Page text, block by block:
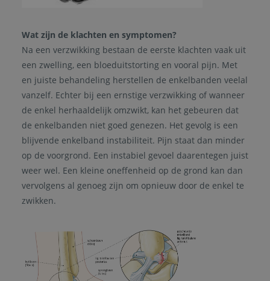
Wat zijn de klachten en symptomen?
Na een verzwikking bestaan de eerste klachten vaak uit
een zwelling, een bloeduitstorting en vooral pijn. Met
en juiste behandeling herstellen de enkelbanden veelal
vanzelf. Echter bij een ernstige verzwikking of wanneer
de enkel herhaaldelijk omzwikt, kan het gebeuren dat
de enkelbanden niet goed genezen. Het gevolg is een
blijvende enkelband instabiliteit. Pijn staat dan minder
op de voorgrond. Een instabiel gevoel daarentegen juist
weer wel. Een kleine oneffenheid op de grond kan dan
vervolgens al genoeg zijn om opnieuw door de enkel te
zwikken.